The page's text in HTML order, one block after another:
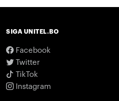
SIGA UNITEL.BO
Facebook
Twitter
TikTok
Instagram